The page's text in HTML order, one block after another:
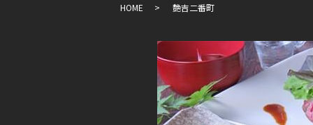
HOME 艶吉二番町